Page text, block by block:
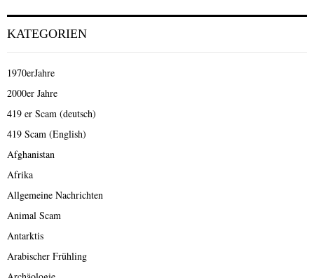
KATEGORIEN
1970erJahre
2000er Jahre
419 er Scam (deutsch)
419 Scam (English)
Afghanistan
Afrika
Allgemeine Nachrichten
Animal Scam
Antarktis
Arabischer Frühling